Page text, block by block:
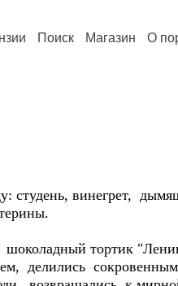
Поиск Магазин О
студень, винегрет,
тортик
делились